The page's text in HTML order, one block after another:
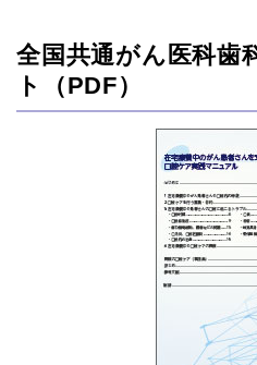
全国共通がん医科歯
ト（PDF）